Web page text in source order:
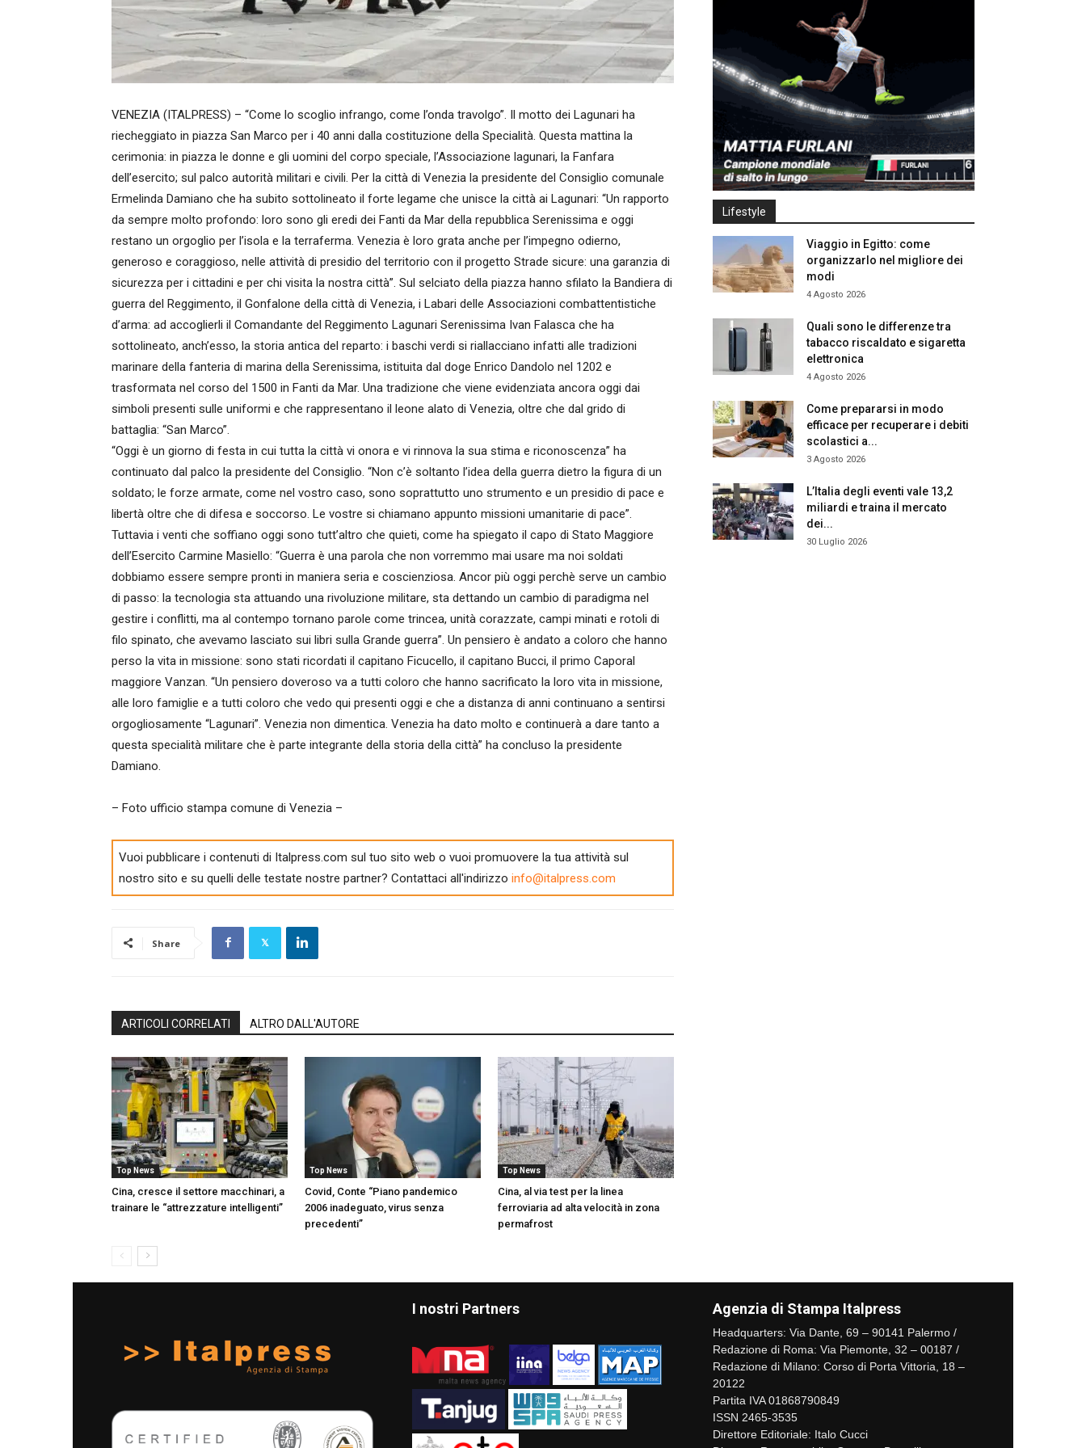
VENEZIA (ITALPRESS) – “Come lo scoglio infrango, come l’onda travolgo”. Il motto dei Lagunari ha
riecheggiato in piazza San Marco per i 40 anni dalla costituzione della Specialità. Questa mattina la
cerimonia: in piazza le donne e gli uomini del corpo speciale, l’Associazione lagunari, la Fanfara
dell’esercito; sul palco autorità militari e civili. Per la città di Venezia la presidente del Consiglio comunale
Ermelinda Damiano che ha subito sottolineato il forte legame che unisce la città ai Lagunari: “Un rapporto
da sempre molto profondo: loro sono gli eredi dei Fanti da Mar della repubblica Serenissima e oggi
restano un orgoglio per l’isola e la terraferma. Venezia è loro grata anche per l’impegno odierno,
generoso e coraggioso, nelle attività di presidio del territorio con il progetto Strade sicure: una garanzia di
sicurezza per i cittadini e per chi visita la nostra città”. Sul selciato della piazza hanno sfilato la Bandiera di
guerra del Reggimento, il Gonfalone della città di Venezia, i Labari delle Associazioni combattentistiche
d’arma: ad accoglierli il Comandante del Reggimento Lagunari Serenissima Ivan Falasca che ha
sottolineato, anch’esso, la storia antica del reparto: i baschi verdi si riallacciano infatti alle tradizioni
marinare della fanteria di marina della Serenissima, istituita dal doge Enrico Dandolo nel 1202 e
trasformata nel corso del 1500 in Fanti da Mar. Una tradizione che viene evidenziata ancora oggi dai
simboli presenti sulle uniformi e che rappresentano il leone alato di Venezia, oltre che dal grido di
battaglia: “San Marco”.
“Oggi è un giorno di festa in cui tutta la città vi onora e vi rinnova la sua stima e riconoscenza” ha
continuato dal palco la presidente del Consiglio. “Non c’è soltanto l’idea della guerra dietro la figura di un
soldato; le forze armate, come nel vostro caso, sono soprattutto uno strumento e un presidio di pace e
libertà oltre che di difesa e soccorso. Le vostre si chiamano appunto missioni umanitarie di pace”.
Tuttavia i venti che soffiano oggi sono tutt’altro che quieti, come ha spiegato il capo di Stato Maggiore
dell’Esercito Carmine Masiello: “Guerra è una parola che non vorremmo mai usare ma noi soldati
dobbiamo essere sempre pronti in maniera seria e coscienziosa. Ancor più oggi perchè serve un cambio
di passo: la tecnologia sta attuando una rivoluzione militare, sta dettando un cambio di paradigma nel
gestire i conflitti, ma al contempo tornano parole come trincea, unità corazzate, campi minati e rotoli di
filo spinato, che avevamo lasciato sui libri sulla Grande guerra”. Un pensiero è andato a coloro che hanno
perso la vita in missione: sono stati ricordati il capitano Ficucello, il capitano Bucci, il primo Caporal
maggiore Vanzan. “Un pensiero doveroso va a tutti coloro che hanno sacrificato la loro vita in missione,
alle loro famiglie e a tutti coloro che vedo qui presenti oggi e che a distanza di anni continuano a sentirsi
orgogliosamente “Lagunari”. Venezia non dimentica. Venezia ha dato molto e continuerà a dare tanto a
questa specialità militare che è parte integrante della storia della città” ha concluso la presidente
Damiano.
– Foto ufficio stampa comune di Venezia –
Vuoi pubblicare i contenuti di Italpress.com sul tuo sito web o vuoi promuovere la tua attività sul
nostro sito e su quelli delle testate nostre partner? Contattaci all'indirizzo info@italpress.com
Share
ARTICOLI CORRELATI ALTRO DALL'AUTORE
Top News
Cina, cresce il settore macchinari, a
trainare le “attrezzature intelligenti”
Top News
Covid, Conte “Piano pandemico
2006 inadeguato, virus senza
precedenti”
Top News
Cina, al via test per la linea
ferroviaria ad alta velocità in zona
permafrost
Lifestyle
Viaggio in Egitto: come
organizzarlo nel migliore dei
modi
4 Agosto 2026
Quali sono le differenze tra
tabacco riscaldato e sigaretta
elettronica
4 Agosto 2026
Come prepararsi in modo
efficace per recuperare i debiti
scolastici a...
3 Agosto 2026
L’Italia degli eventi vale 13,2
miliardi e traina il mercato
dei...
30 Luglio 2026
I nostri Partners Agenzia di Stampa Italpress
Headquarters: Via Dante, 69 – 90141 Palermo /
Redazione di Roma: Via Piemonte, 32 – 00187 /
Redazione di Milano: Corso di Porta Vittoria, 18 –
20122
Partita IVA 01868790849
ISSN 2465-3535
Direttore Editoriale: Italo Cucci